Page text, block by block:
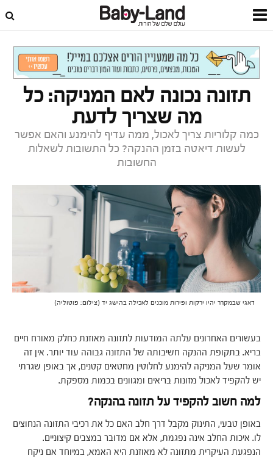
הנקה, תמ"ל ומתכונים
תזונה נכונה לאם המניקה: כל
מה שצריך לדעת
כמה קלוריות צריך לאכול, ממה עדיף להימנע והאם אפשר
לעשות דיאטה בזמן ההנקה? כל התשובות לשאלות
החשובות
דאגי שבמקרר יהיו ירקות ופירות מוכנים לאכילה בהישג יד (צילום: פוטוליה)
בעשורים האחרונים עלתה המודעות לתזונה מאוזנת כחלק מאורח חיים
בריא. בתקופת ההנקה חשיבותה של התזונה גבוהה עוד יותר. אין זה
אומר שעל המניקה להימנע לחלוטין מחטאים קטנים, אך באופן שגרתי
יש להקפיד לאכול מזונות בריאים ומגוונים בכמות מספקת.
למה חשוב להקפיד על תזונה בהנקה?
באופן טבעי, התינוק מקבל דרך חלב האם כל את רכיבי התזונה הנחוצים
לו. איכות החלב אינה נפגמת, אלא אם מדובר במצבים קיצוניים.
הנפגעת העיקרית מתזונה לא מאוזנת היא האמא, במיוחד אם ניקח